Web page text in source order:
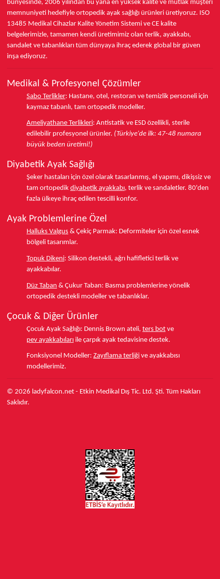
bünyesinde, 2006 yılından bu yana en yüksek kalite ve mutlak müşteri
memnuniyeti hedefiyle ortopedik ayak sağlığı ürünleri üretiyoruz. ISO
13485 Medikal Cihazlar Kalite Yönetim Sistemi ve CE kalite
belgelerimizle, tamamen kendi üretimimiz olan terlik, ayakkabı,
sandalet ve tabanlıkları tüm dünyaya ihraç ederek global bir güven
inşa ediyoruz.
Medikal & Profesyonel Çözümler
Sabo Terlikler: Hastane, otel, restoran ve temizlik personeli için
kaymaz tabanlı, tam ortopedik modeller.
Ameliyathane Terlikleri: Antistatik ve ESD özellikli, sterile
edilebilir profesyonel ürünler. (Türkiye'de ilk: 47-48 numara
büyük beden üretimi!)
Diyabetik Ayak Sağlığı
Şeker hastaları için özel olarak tasarlanmış, el yapımı, dikişsiz ve
tam ortopedik diyabetik ayakkabı, terlik ve sandaletler. 80'den
fazla ülkeye ihraç edilen tescilli konfor.
Ayak Problemlerine Özel
Halluks Valgus & Çekiç Parmak: Deformiteler için özel esnek
bölgeli tasarımlar.
Topuk Dikeni: Silikon destekli, ağrı hafifletici terlik ve
ayakkabılar.
Düz Taban & Çukur Taban: Basma problemlerine yönelik
ortopedik destekli modeller ve tabanlıklar.
Çocuk & Diğer Ürünler
Çocuk Ayak Sağlığı: Dennis Brown ateli, ters bot ve
pev ayakkabıları ile çarpık ayak tedavisine destek.
Fonksiyonel Modeller: Zayıflama terliği ve ayakkabısı
modellerimiz.
© 2026 ladyfalcon.net - Etkin Medikal Dış Tic. Ltd. Şti. Tüm Hakları
Saklıdır.